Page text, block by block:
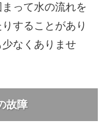
って水の流れを
することがあり
なくありませ
故障